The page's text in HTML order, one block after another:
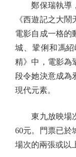
鄭保瑞執導，
《西遊記之大
電影自成一格的
城、鞏俐和馮
精》中，電影為
段令她決意成為
現代元素。
東九放映場次
60元。門票已於
場次的兩張或以